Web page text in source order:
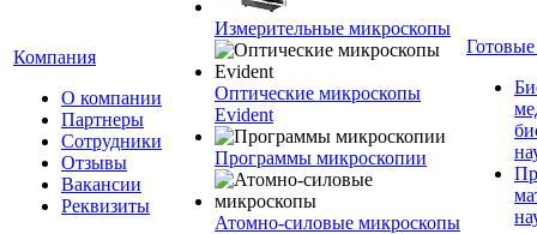
Компания
О компании
Партнеры
Сотрудники
Отзывы
Вакансии
Реквизиты
Измерительные микроскопы
Оптические микроскопы
Evident
Программы микроскопии
Атомно-силовые микроскопы